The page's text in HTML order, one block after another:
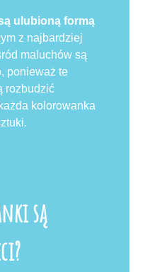
ulubioną formą
z najbardziej
maluchów są
ponieważ te
rozbudzić
kolorowanka
są